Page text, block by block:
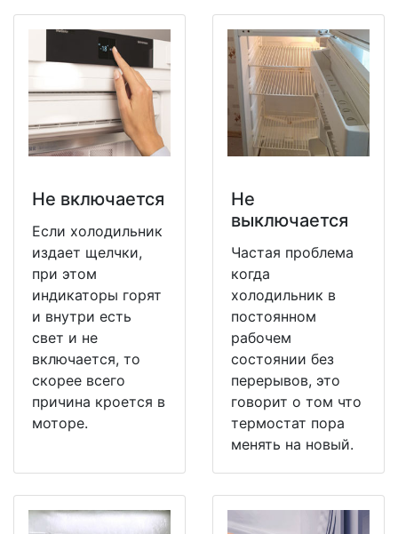
Не включается
Если холодильник
издает щелчки,
при этом
индикаторы горят
и внутри есть
свет и не
включается, то
скорее всего
причина кроется в
моторе.
Не
выключается
Частая проблема
когда
холодильник в
постоянном
рабочем
состоянии без
перерывов, это
говорит о том что
термостат пора
менять на новый.